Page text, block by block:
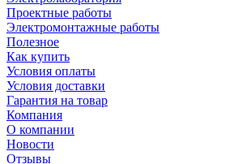
Проектные работы
Электромонтажные работы
Полезное
Как купить
Условия оплаты
Условия доставки
Гарантия на товар
Компания
О компании
Новости
Отзывы